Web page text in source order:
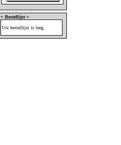
= Bestellijst =
Uw bestellijst is leeg.